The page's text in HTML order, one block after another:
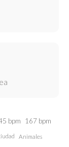
bpm 167 bpm
Animales